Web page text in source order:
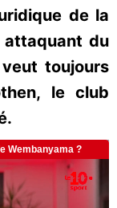
de la
attaquant du
toujours
le club